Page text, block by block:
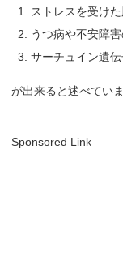
ストレスを受け
うつ病や不安障
サーチュイン遺
が出来ると述べていま
Sponsored Link